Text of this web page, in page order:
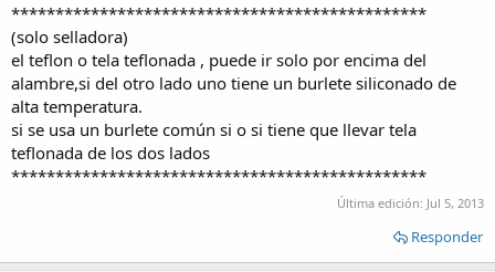
***********************************************
(solo selladora)
el teflon o tela teflonada , puede ir solo por encima del
alambre,si del otro lado uno tiene un burlete siliconado de
alta temperatura.
si se usa un burlete común si o si tiene que llevar tela
teflonada de los dos lados
***********************************************
Última edición: Jul 5, 2013
Responder